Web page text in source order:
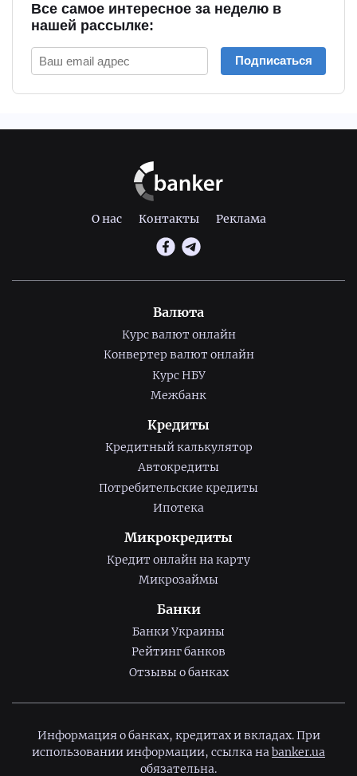
Все самое интересное за неделю в
нашей рассылке:
Подписаться
О нас Контакты Реклама
Валюта
Курс валют онлайн
Конвертер валют онлайн
Курс НБУ
Межбанк
Кредиты
Кредитный калькулятор
Автокредиты
Потребительские кредиты
Ипотека
Микрокредиты
Кредит онлайн на карту
Микрозаймы
Банки
Банки Украины
Рейтинг банков
Отзывы о банках
Информация о банках, кредитах и вкладах. При
использовании информации, ссылка на banker.ua
обязательна.